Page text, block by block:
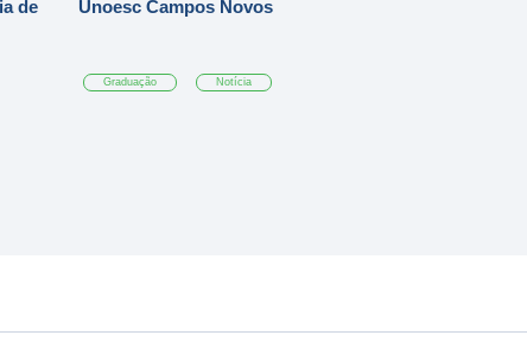
de
Unoesc Campos Novos
Graduação Notícia